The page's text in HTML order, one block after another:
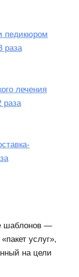
педикюром
раза
лечения
раза
шаблонов —
услуг»,
на цели